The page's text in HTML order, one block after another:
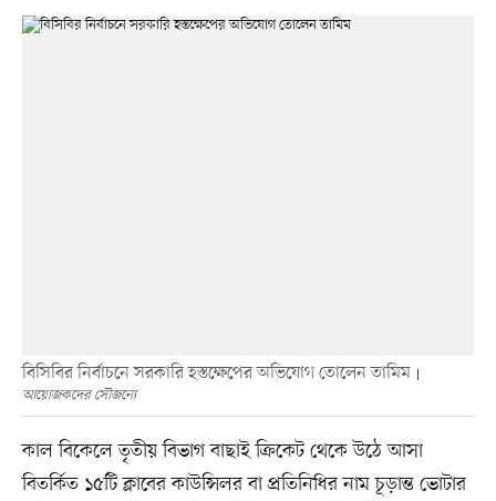
বিসিবির নির্বাচনে সরকারি হস্তক্ষেপের অভিযোগ তোলেন তামিম
আয়োজকদের সৌজন্যে
কাল বিকেলে তৃতীয় বিভাগ বাছাই ক্রিকেট থেকে উঠে আসা
বিতর্কিত ১৫টি ক্লাবের কাউন্সিলর বা প্রতিনিধির নাম চূড়ান্ত ভোটার